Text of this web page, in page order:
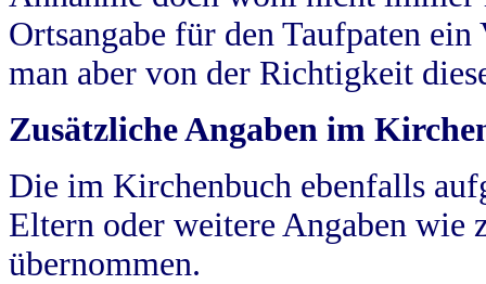
Ortsangabe für den Taufpaten
man aber von der Richtigkeit
Zusätzliche Angaben im
Die im Kirchenbuch ebenfalls
Eltern oder weitere Angaben wie
übernommen.